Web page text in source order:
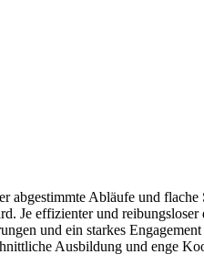
abgestimmte Abläufe und
Je effizienter und reibungsloser
und ein starkes Engagement
Ausbildung und enge